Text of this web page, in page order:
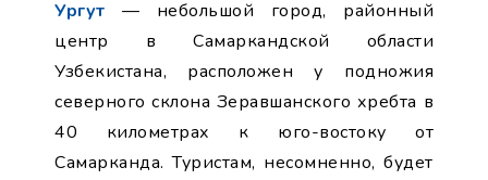
Ургут — небольшой город, районный
центр в Самаркандской области
Узбекистана, расположен у подножия
северного склона Зеравшанского хребта в
40 километрах к юго-востоку от
Самарканда. Туристам, несомненно, будет